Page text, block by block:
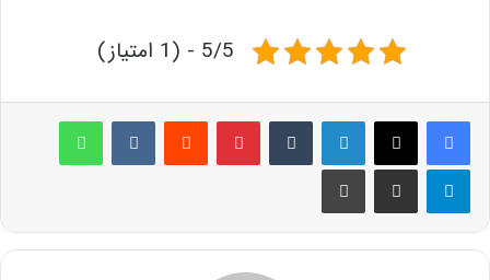
5/5 - (1 امتیاز)
لینکدین ‫تامبلر پینترست‫رددیت ‫VKontakteواتس آپ
تلگرام اشتراک گذاری از طریق ایمیل چاپ